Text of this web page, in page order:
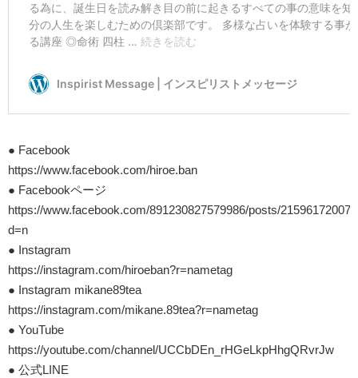
● Facebook
https://www.facebook.com/hiroe.ban
● Facebookページ
https://www.facebook.com/891230827579986/posts/
d=n
● Instagram
https://instagram.com/hiroeban?r=nametag
● Instagram mikane89tea
https://instagram.com/mikane.89tea?r=nametag
● YouTube
https://youtube.com/channel/UCCbDEn_rHGeLkpHhgQRvrJw
● 公式LINE